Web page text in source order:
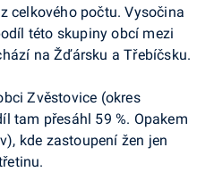
celkového počtu. Vysočina
této skupiny obcí mezi
na Žďársku a Třebíčsku.
Zvěstovice (okres
tam přesáhl 59 %. Opakem
kde zastoupení žen jen